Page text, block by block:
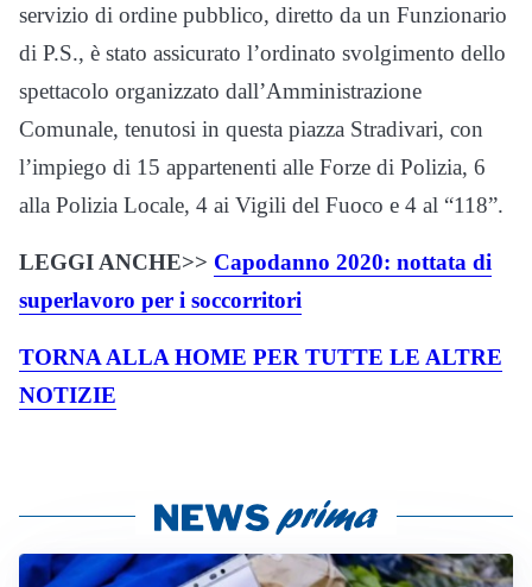
servizio di ordine pubblico, diretto da un Funzionario
di P.S., è stato assicurato l’ordinato svolgimento dello
spettacolo organizzato dall’Amministrazione
Comunale, tenutosi in questa piazza Stradivari, con
l’impiego di 15 appartenenti alle Forze di Polizia, 6
alla Polizia Locale, 4 ai Vigili del Fuoco e 4 al “118”.
LEGGI ANCHE>> Capodanno 2020: nottata di
superlavoro per i soccorritori
TORNA ALLA HOME PER TUTTE LE ALTRE
NOTIZIE